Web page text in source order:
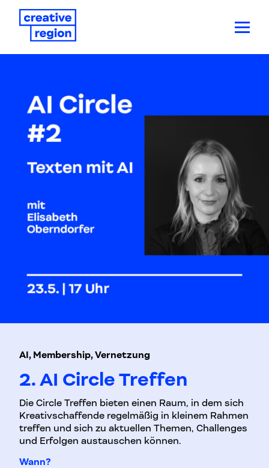
AI, Membership, Vernetzung
2. AI Circle Treffen
Die Circle Treffen bieten einen Raum, in dem sich
Kreativschaffende regelmäßig in kleinem Rahmen
treffen und sich zu aktuellen Themen, Challenges
und Erfolgen austauschen können.
Wann?